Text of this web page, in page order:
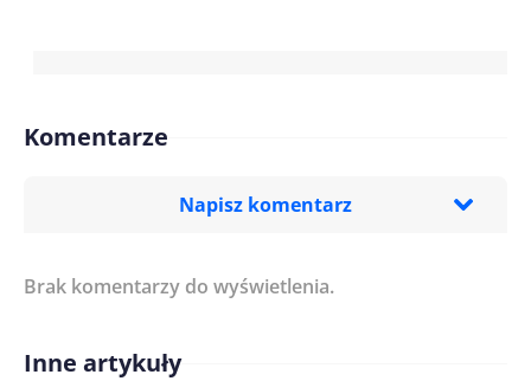
Komentarze
Napisz komentarz
Treść komentarza*
Imię/ Nick*
Brak komentarzy do wyświetlenia.
Inne artykuły